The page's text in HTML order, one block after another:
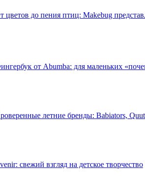
цветов до пения птиц: Makebug
от Abumba: для маленьких
летние бренды: Babiators,
свежий взгляд на детское творчество